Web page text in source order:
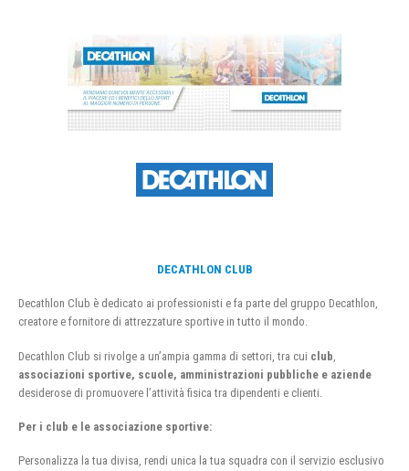
DECATHLON CLUB
Decathlon Club è dedicato ai professionisti e fa parte del gruppo Decathlon,
creatore e fornitore di attrezzature sportive in tutto il mondo.
Decathlon Club si rivolge a un’ampia gamma di settori, tra cui club
associazioni sportive, scuole, amministrazioni pubbliche e aziende
desiderose di promuovere l’attività fisica tra dipendenti e clienti.
Per i club e le associazione sportive:
Personalizza la tua divisa, rendi unica la tua squadra con il servizio esclusivo